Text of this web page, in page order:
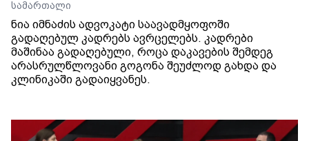
სამართალი
ნია იმნაძის ადვოკატი საავადმყოფოში
გადაღებულ კადრებს ავრცელებს. კადრები
მაშინაა გადაღებული, როცა დაკავების შემდეგ
არასრულწლოვანი გოგონა შეუძლოდ გახდა და
კლინიკაში გადაიყვანეს.